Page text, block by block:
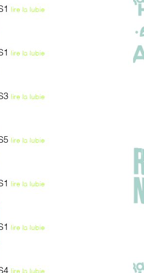
lire la lubie
lire la lubie
lire la lubie
lire la lubie
lire la lubie
lire la lubie
lire la lubie